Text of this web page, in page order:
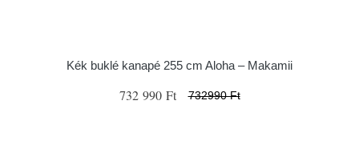
Kék buklé kanapé 255 cm Aloha – Makamii
732 990 Ft 732990 Ft